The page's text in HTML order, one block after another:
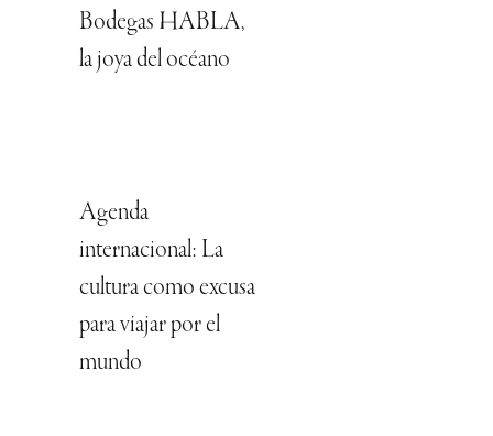
Bodegas HABLA,
la joya del océano
Agenda
internacional: La
cultura como excusa
para viajar por el
mundo